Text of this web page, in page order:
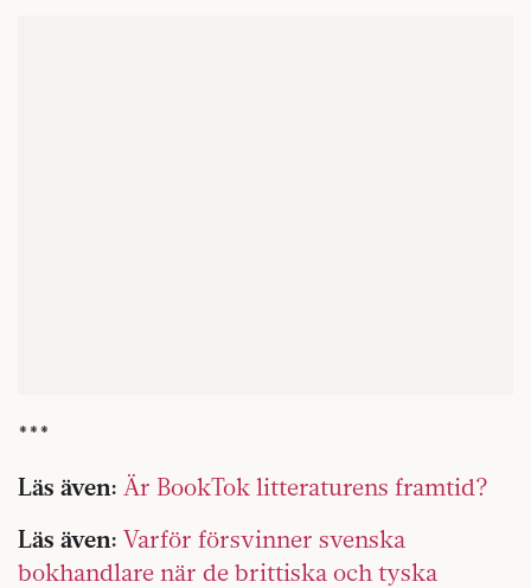
***
Läs även: Är BookTok litteraturens framtid?
Läs även: Varför försvinner svenska
bokhandlare när de brittiska och tyska